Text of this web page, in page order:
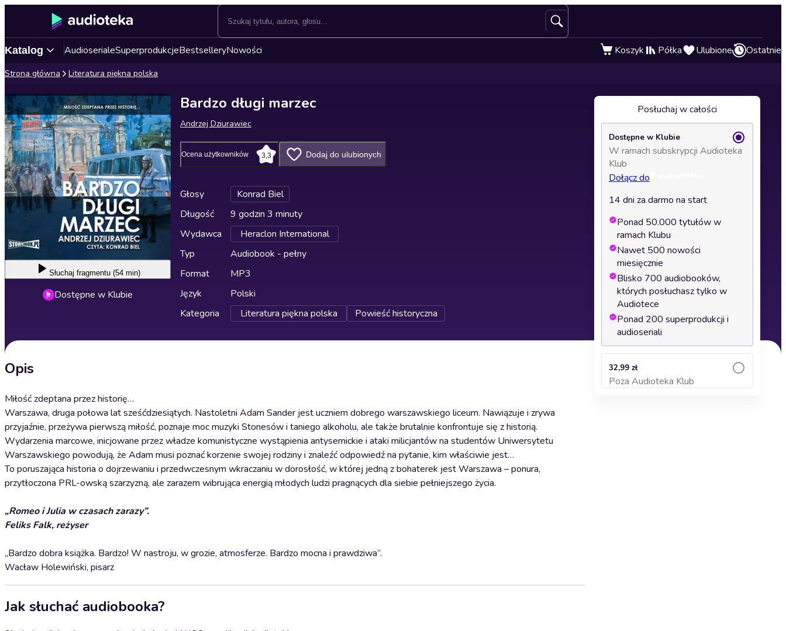
Katalog AudioserialeSuperprodukcjeBestselleryNowości Koszyk Półka Ulubione Ostatnie
Strona główna Literatura piękna polska
Słuchaj fragmentu (54 min)
Dostępne w Klubie
Bardzo długi marzec
Andrzej Dziurawiec
Ocena użytkowników 3,3 Dodaj do ulubionych
Głosy
Konrad Biel
Długość
9 godzin 3 minuty
Wydawca
Heraclon International
Typ
Audiobook - pełny
Format
MP3
Język
Polski
Kategoria
Literatura piękna polska Powieść historyczna
Opis
Miłość zdeptana przez historię…
Warszawa, druga połowa lat sześćdziesiątych. Nastoletni Adam Sander jest uczniem dobrego warszawskiego liceum. Nawiązuje i zrywa
przyjaźnie, przeżywa pierwszą miłość, poznaje moc muzyki Stonesów i taniego alkoholu, ale także brutalnie konfrontuje się z historią.
Wydarzenia marcowe, inicjowane przez władze komunistyczne wystąpienia antysemickie i ataki milicjantów na studentów Uniwersytetu
Warszawskiego powodują, że Adam musi poznać korzenie swojej rodziny i znaleźć odpowiedź na pytanie, kim właściwie jest…
To poruszająca historia o dojrzewaniu i przedwczesnym wkraczaniu w dorosłość, w której jedną z bohaterek jest Warszawa – ponura,
przytłoczona PRL-owską szarzyzną, ale zarazem wibrująca energią młodych ludzi pragnących dla siebie pełniejszego życia.
„Romeo i Julia w czasach zarazy”.
Feliks Falk, reżyser
„Bardzo dobra książka. Bardzo! W nastroju, w grozie, atmosferze. Bardzo mocna i prawdziwa”.
Wacław Holewiński, pisarz
Jak słuchać audiobooka?
Posłuchaj w całości
Dostępne w Klubie
W ramach subskrypcji Audioteka
Klub
Dołącz do
14 dni za darmo na start
Ponad 50.000 tytułów w
ramach Klubu
Nawet 500 nowości
miesięcznie
Blisko 700 audiobooków,
których posłuchasz tylko w
Audiotece
Ponad 200 superprodukcji i
audioseriali
32,99 zł
Poza Audioteka Klub
Dodaj do koszyka